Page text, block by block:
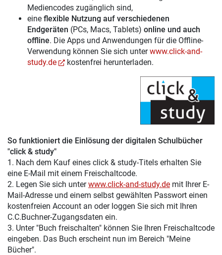
Mediencodes zugänglich sind,
eine flexible Nutzung auf verschiedenen
Endgeräten (PCs, Macs, Tablets) online und auch
offline. Die Apps und Anwendungen für die Offline-
Verwendung können Sie sich unterwww.click-and-
study.de
kostenfrei herunterladen.
So funktioniert die Einlösung der digitalen Schulbücher
"click & study"
1. Nach dem Kauf eines click & study-Titels erhalten Sie
eine E-Mail mit einem Freischaltcode.
2. Legen Sie sich unterwww.click-and-study.de mit Ihrer E-
Mail-Adresse und einem selbst gewählten Passwort einen
kostenfreien Account an oder loggen Sie sich mit Ihren
C.C.Buchner-Zugangsdaten ein.
3. Unter "Buch freischalten" können Sie Ihren Freischaltcode
eingeben. Das Buch erscheint nun im Bereich "Meine
Bücher".